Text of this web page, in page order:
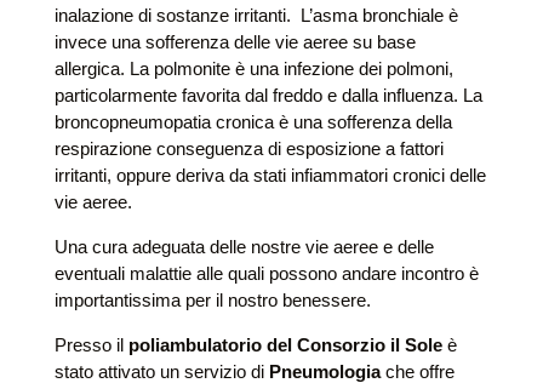
inalazione di sostanze irritanti. L’asma bronchiale è
invece una sofferenza delle vie aeree su base
allergica. La polmonite è una infezione dei polmoni,
particolarmente favorita dal freddo e dalla influenza. La
broncopneumopatia cronica è una sofferenza della
respirazione conseguenza di esposizione a fattori
irritanti, oppure deriva da stati infiammatori cronici delle
vie aeree.
Una cura adeguata delle nostre vie aeree e delle
eventuali malattie alle quali possono andare incontro è
importantissima per il nostro benessere.
Presso il poliambulatorio del Consorzio il Soleè
stato attivato un servizio di Pneumologiache offre